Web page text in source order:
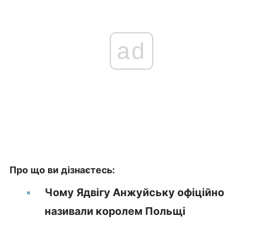
ad
Про що ви дізнаєтесь:
Чому Ядвігу Анжуйську офіційно
називали королем Польщі